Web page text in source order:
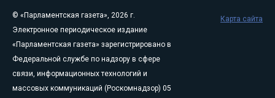
© «Парламентская газета», 2026 г.
Электронное периодическое издание
«Парламентская газета» зарегистрировано в
Федеральной службе по надзору в сфере
связи, информационных технологий и
массовых коммуникаций (Роскомнадзор) 05
Карта сайта